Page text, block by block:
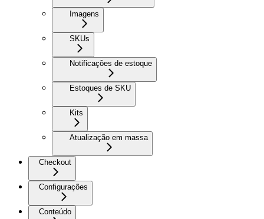
Imagens
SKUs
Notificações de estoque
Estoques de SKU
Kits
Atualização em massa
Checkout
Configurações
Conteúdo